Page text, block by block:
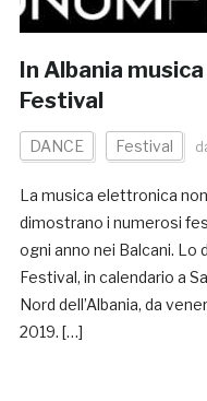
In Albania
Festival
DANCE Festival
La musica elettronica
dimostrano i numerosi
ogni anno nei Balcani. Lo
Festival, in calendario a
Nord dell’Albania, da
2019. […]